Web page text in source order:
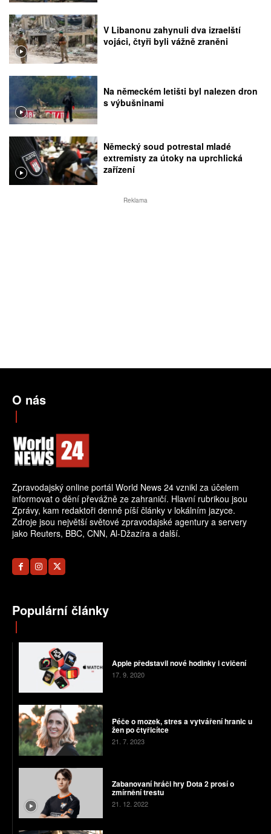
V Libanonu zahynuli dva izraelští
vojáci, čtyři byli vážně zraněni
Na německém letišti byl nalezen dron
s výbušninami
Německý soud potrestal mladé
extremisty za útoky na uprchlická
zařízení
Reklama
O nás
Zpravodajský online portál World News 24 vznikl za účelem
informovat o dění převážně ze zahraničí. Hlavní rubrikou jsou
Zprávy, kam redaktoři denně píší články v lokálním jazyce.
Zdroje jsou největší světové zpravodajské agentury a servery
jako Reuters, BBC, CNN, Al-Džazíra a další.
Populární články
Apple představil nové hodinky i cvičení
17. 9. 2020
Péče o mozek, stres a vytváření hranic u
žen po čtyřicítce
21. 7. 2023
Zabanovaní hráči hry Dota 2 prosí o
zmírnění trestu
21. 12. 2022